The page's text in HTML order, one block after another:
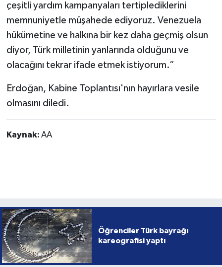
çeşitli yardım kampanyaları tertiplediklerini
memnuniyetle müşahede ediyoruz. Venezuela
hükümetine ve halkına bir kez daha geçmiş olsun
diyor, Türk milletinin yanlarında olduğunu ve
olacağını tekrar ifade etmek istiyorum.”
Erdoğan, Kabine Toplantısı'nın hayırlara vesile
olmasını diledi.
Kaynak: AA
Öğrenciler Türk bayrağı
kareografisi yaptı